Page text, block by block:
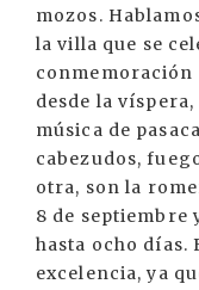
mozos.
la villa que se
conmemoración
desde la
música de
cabezudos,
otra, son la
8 de septiembre
hasta ocho días.
excelencia, ya